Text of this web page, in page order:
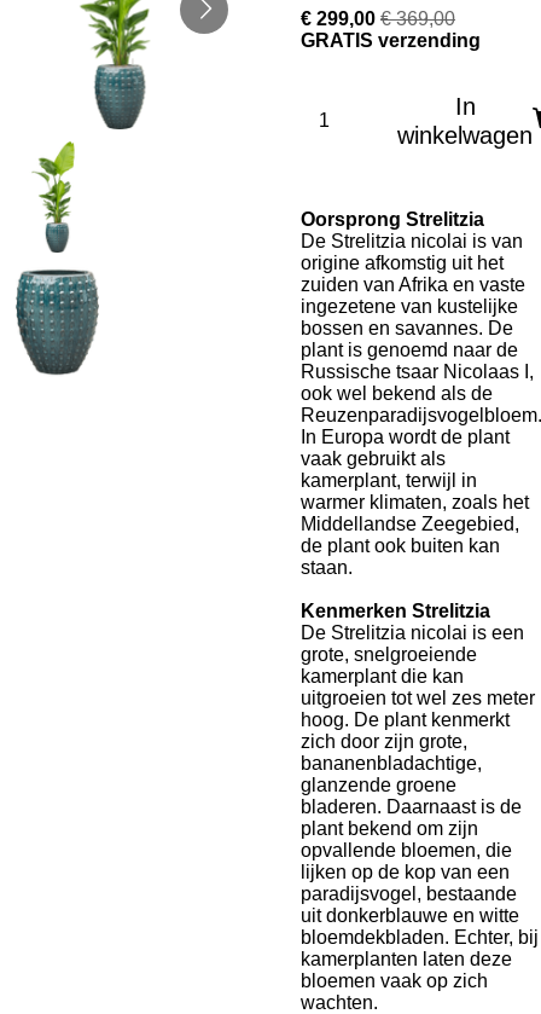
€ 299,00 € 369,00
GRATIS verzending
In
winkelwagen
Oorsprong Strelitzia
De Strelitzia nicolai is van
origine afkomstig uit het
zuiden van Afrika en vaste
ingezetene van kustelijke
bossen en savannes. De
plant is genoemd naar de
Russische tsaar Nicolaas I,
ook wel bekend als de
Reuzenparadijsvogelbloem.
In Europa wordt de plant
vaak gebruikt als
kamerplant, terwijl in
warmer klimaten, zoals het
Middellandse Zeegebied,
de plant ook buiten kan
staan.
Kenmerken Strelitzia
De Strelitzia nicolai is een
grote, snelgroeiende
kamerplant die kan
uitgroeien tot wel zes meter
hoog. De plant kenmerkt
zich door zijn grote,
bananenbladachtige,
glanzende groene
bladeren. Daarnaast is de
plant bekend om zijn
opvallende bloemen, die
lijken op de kop van een
paradijsvogel, bestaande
uit donkerblauwe en witte
bloemdekbladen. Echter, bij
kamerplanten laten deze
bloemen vaak op zich
wachten.